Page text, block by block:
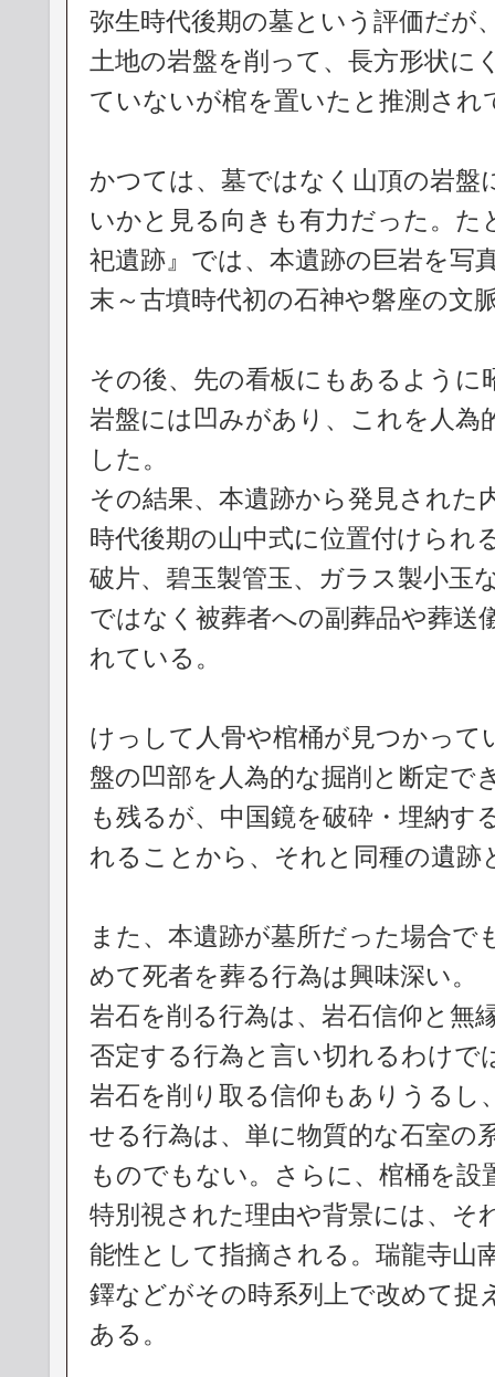
弥生時代後期の墓という評価だが
土地の岩盤を削って、長方形状に
ていないが棺を置いたと推測され
かつては、墓ではなく山頂の岩盤
いかと見る向きも有力だった。た
祀遺跡』では、本遺跡の巨岩を写
末～古墳時代初の石神や磐座の文
その後、先の看板にもあるように
岩盤には凹みがあり、これを人為
した。
その結果、本遺跡から発見された
時代後期の山中式に位置付けられ
破片、碧玉製管玉、ガラス製小玉
ではなく被葬者への副葬品や葬送
れている。
けっして人骨や棺桶が見つかっ
盤の凹部を人為的な掘削と断定で
も残るが、中国鏡を破砕・埋納す
れることから、それと同種の遺跡
また、本遺跡が墓所だった場合で
めて死者を葬る行為は興味深い。
岩石を削る行為は、岩石信仰と無
否定する行為と言い切れるわけで
岩石を削り取る信仰もありうるし
せる行為は、単に物質的な石室の
ものでもない。さらに、棺桶を設
特別視された理由や背景には、そ
能性として指摘される。瑞龍寺山
鐸などがその時系列上で改めて捉
ある。